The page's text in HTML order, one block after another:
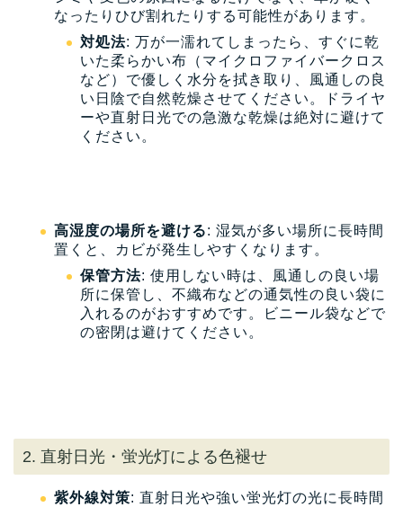
なったりひび割れたりする可能性があります。
対処法: 万が一濡れてしまったら、すぐに乾
いた柔らかい布（マイクロファイバークロス
など）で優しく水分を拭き取り、風通しの良
い日陰で自然乾燥させてください。ドライヤ
ーや直射日光での急激な乾燥は絶対に避けて
ください。
高湿度の場所を避ける: 湿気が多い場所に長時間
置くと、カビが発生しやすくなります。
保管方法: 使用しない時は、風通しの良い場
所に保管し、不織布などの通気性の良い袋に
入れるのがおすすめです。ビニール袋などで
の密閉は避けてください。
2. 直射日光・蛍光灯による色褪せ
紫外線対策: 直射日光や強い蛍光灯の光に長時間